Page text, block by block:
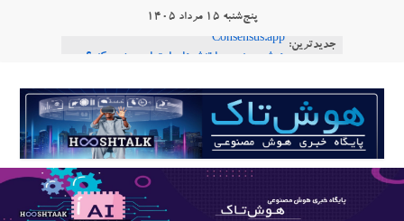
پنج‌شنبه ۱۵ مرداد ۱۴۰۵
جدیدترین:
Consensus.app
طبیعی فارسی
ربات «Aru» محصول شرکت فرانسوی Nio
Robotics
ربات T‑800
هوشتاک
پایگاه